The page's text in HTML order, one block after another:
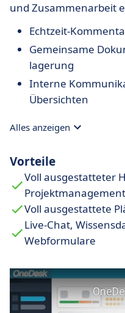
und Zusammenarbeit
Echtzeit-
Gemeinsame
lagerung
Interne
Übersichten
Alles anzeigen
Vorteile
Voll ausgestatteter
Voll ausgestattete
Live-Chat,
Webformulare